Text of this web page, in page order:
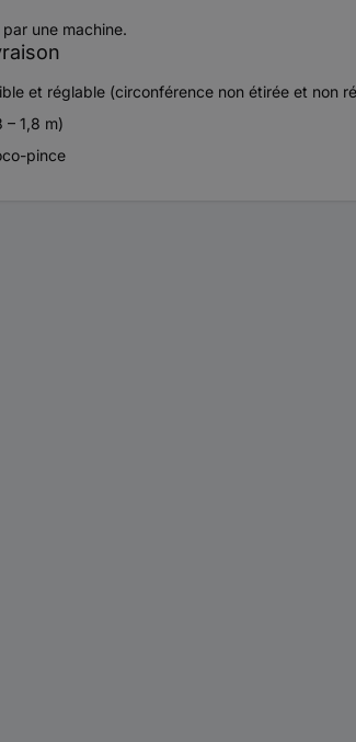
une machine.
et réglable (circonférence non étirée et non
1,8 m)
pince